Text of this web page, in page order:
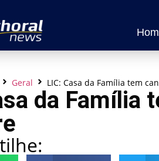
Geral LIC: Casa da Família tem
da Família